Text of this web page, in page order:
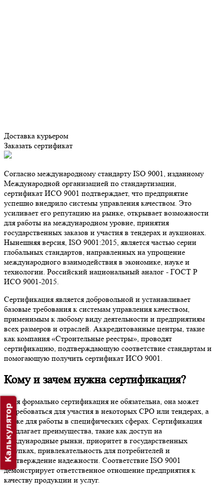
Доставка курьером
Заказать сертификат
Согласно международному стандарту ISO 9001, изданному
Международной организацией по стандартизации,
сертификат ИСО 9001 подтверждает, что предприятие
успешно внедрило системы управления качеством. Это
усиливает его репутацию на рынке, открывает возможности
для работы на международном уровне, принятия
государственных заказов и участия в тендерах и аукционах.
Нынешняя версия, ISO 9001:2015, является частью серии
глобальных стандартов, направленных на упрощение
международного взаимодействия в экономике, науке и
технологии. Российский национальный аналог - ГОСТ Р
ИСО 9001-2015.
Сертификация является добровольной и устанавливает
базовые требования к системам управления качеством,
применимым к любому виду деятельности и предприятиям
всех размеров и отраслей. Аккредитованные центры, такие
как компания «Строительные реестры», проводят
сертификацию, подтверждающую соответствие стандартам и
помогающую получить сертификат ИСО 9001.
Кому и зачем нужна сертификация?
Хотя формально сертификация не обязательна, она может
потребоваться для участия в некоторых СРО или тендерах, а
также для работы в специфических сферах. Сертификация
предлагает преимущества, такие как доступ на
международные рынки, приоритет в государственных
закупках, привлекательность для потребителей и
подтверждение надежности. Соответствие ISO 9001
демонстрирует ответственное отношение предприятия к
качеству продукции и услуг.
Калькулятор